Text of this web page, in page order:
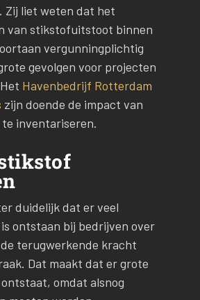
Zij liet weten dat het
van stikstofuitstoot binnen
vergunningplichtig
gevolgen voor projecten
Havenbedrijf Rotterdam
zijn doende de impact van
inventariseren.
duidelijk dat er veel
ontstaan bij bedrijven over
terugwerkende kracht
Dat maakt dat er grote
omdat alsnog